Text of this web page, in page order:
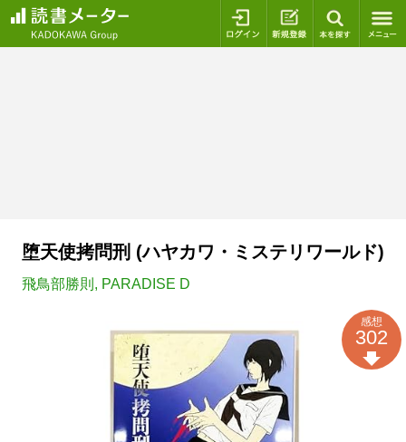
ログイン 新規登録
堕天使拷問刑 (ハヤカワ・ミステリワールド)
飛鳥部勝則 , PARADISE D
感想
302